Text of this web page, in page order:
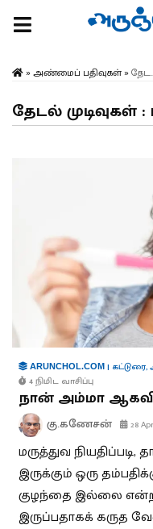
» அண்மைப் பதிவுகள்»
தேடல் முடிவுகள் :
ARUNCHOL.COM | கட்டுரை,
4 நிமிட வாசிப்பு
நான் அம்மா
கு.கணேசன் 28
மருத்துவ நியதிப்படி,
இருக்கும் ஒரு
குழந்தை இல்லை
இருப்பதாகக் கருத